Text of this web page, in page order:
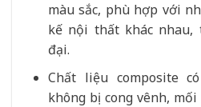
màu sắc, phù hợp với
kế nội thất khác
đại.
Chất liệu composite
không bị cong vênh, mối